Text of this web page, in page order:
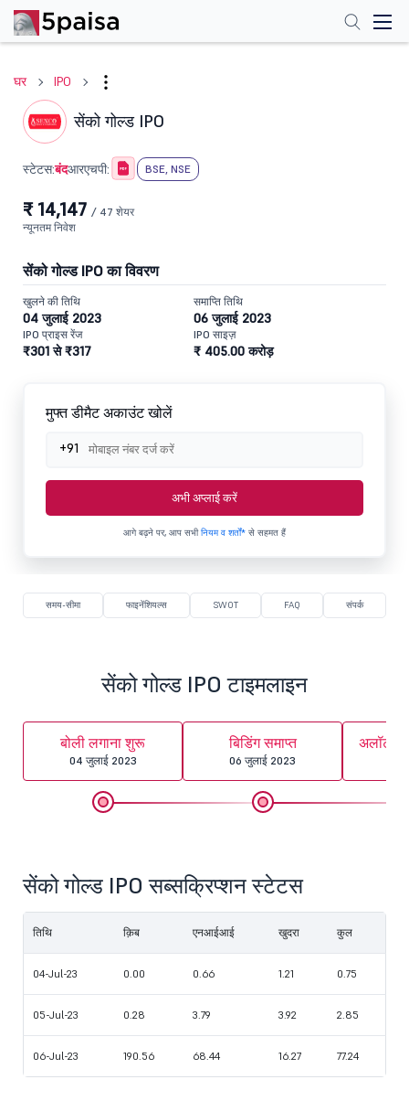
घर IPO
सेंको गोल्ड IPO
स्टेटस:बंदआरएचपी: BSE, NSE
₹ 14,147 / 47 शेयर
न्यूनतम निवेश
सेंको गोल्ड IPO का विवरण
खुलने की तिथि
04 जुलाई 2023
समाप्ति तिथि
06 जुलाई 2023
IPO प्राइस रेंज
₹301 से ₹317
IPO साइज़
₹ 405.00 करोड़
मुफ्त डीमैट अकाउंट खोलें
+91
अभी अप्लाई करें
आगे बढ़ने पर, आप सभीनियम व शर्तों* से सहमत हैं
समय-सीमा फाइनेंशियल्स SWOT FAQ संपर्क
सेंको गोल्ड IPO टाइमलाइन
बोली लगाना शुरू
04 जुलाई 2023
बिडिंग समाप्त
06 जुलाई 2023
सेंको गोल्ड IPO सब्सक्रिप्शन स्टेटस
तिथि क़िब एनआईआई खुदरा कुल
04-Jul-23 0.00 0.66 1.21 0.75
05-Jul-23 0.28 3.79 3.92 2.85
06-Jul-23 190.56 68.44 16.27 77.24